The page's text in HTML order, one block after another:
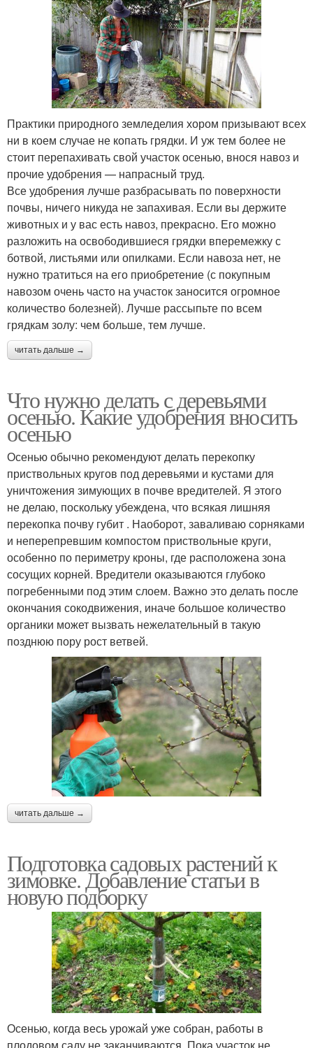
Практики природного земледелия хором призывают всех
ни в коем случае не копать грядки. И уж тем более не
стоит перепахивать свой участок осенью, внося навоз и
прочие удобрения — напрасный труд.
Все удобрения лучше разбрасывать по поверхности
почвы, ничего никуда не запахивая. Если вы держите
животных и у вас есть навоз, прекрасно. Его можно
разложить на освободившиеся грядки вперемежку с
ботвой, листьями или опилками. Если навоза нет, не
нужно тратиться на его приобретение (с покупным
навозом очень часто на участок заносится огромное
количество болезней). Лучше рассыпьте по всем
грядкам золу: чем больше, тем лучше.
читать дальше →
Что нужно делать с деревьями
осенью. Какие удобрения вносить
осенью
Осенью обычно рекомендуют делать перекопку
приствольных кругов под деревьями и кустами для
уничтожения зимующих в почве вредителей. Я этого
не делаю, поскольку убеждена, что всякая лишняя
перекопка почву губит . Наоборот, заваливаю сорняками
и неперепревшим компостом приствольные круги,
особенно по периметру кроны, где расположена зона
сосущих корней. Вредители оказываются глубоко
погребенными под этим слоем. Важно это делать после
окончания сокодвижения, иначе большое количество
органики может вызвать нежелательный в такую
позднюю пору рост ветвей.
читать дальше →
Подготовка садовых растений к
зимовке. Добавление статьи в
новую подборку
Осенью, когда весь урожай уже собран, работы в
плодовом саду не заканчиваются. Пока участок не